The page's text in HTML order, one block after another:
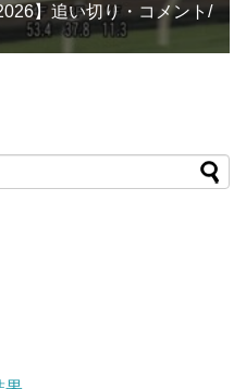
】追い切り・コメント/